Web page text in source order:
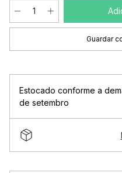
Guardar
Estocado conforme a
de setembro